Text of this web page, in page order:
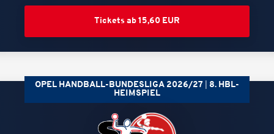
Tickets ab 15,60 EUR
OPEL HANDBALL-BUNDESLIGA 2026/27
8. HBL-
HEIMSPIEL